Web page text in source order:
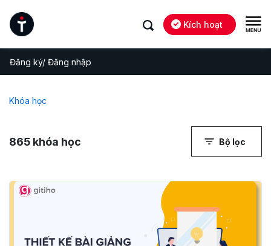
Kích hoạt
Đăng ký/ Đăng nhập
Khóa học
865 khóa học Bộ lọc